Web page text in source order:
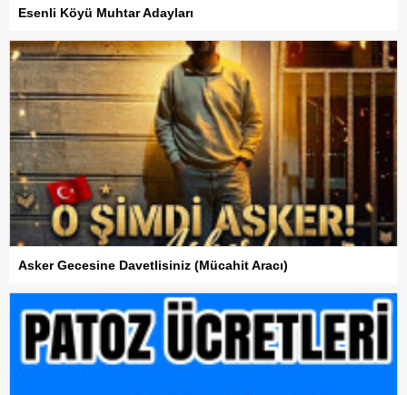
Esenli Köyü Muhtar Adayları
Asker Gecesine Davetlisiniz (Mücahit Aracı)